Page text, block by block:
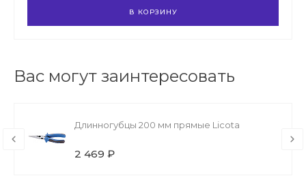
В КОРЗИНУ
Вас могут заинтересовать
Длинногубцы 200 мм прямые Licota
2 469 ₽